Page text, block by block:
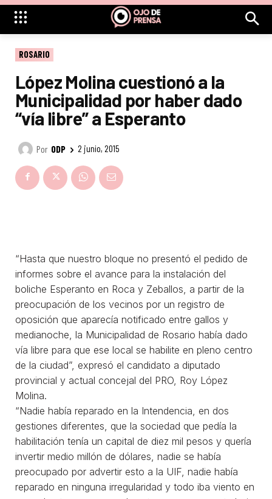
ROSARIO
López Molina cuestionó a la
Municipalidad por haber dado
“vía libre” a Esperanto
Por ODP 2 junio, 2015
“Hasta que nuestro bloque no presentó el pedido de
informes sobre el avance para la instalación del
boliche Esperanto en Roca y Zeballos, a partir de la
preocupación de los vecinos por un registro de
oposición que aparecía notificado entre gallos y
medianoche, la Municipalidad de Rosario había dado
vía libre para que ese local se habilite en pleno centro
de la ciudad”, expresó el candidato a diputado
provincial y actual concejal del PRO, Roy López
Molina.
“Nadie había reparado en la Intendencia, en dos
gestiones diferentes, que la sociedad que pedía la
habilitación tenía un capital de diez mil pesos y quería
invertir medio millón de dólares, nadie se había
preocupado por advertir esto a la UIF, nadie había
reparado en ninguna irregularidad y todo iba viento en